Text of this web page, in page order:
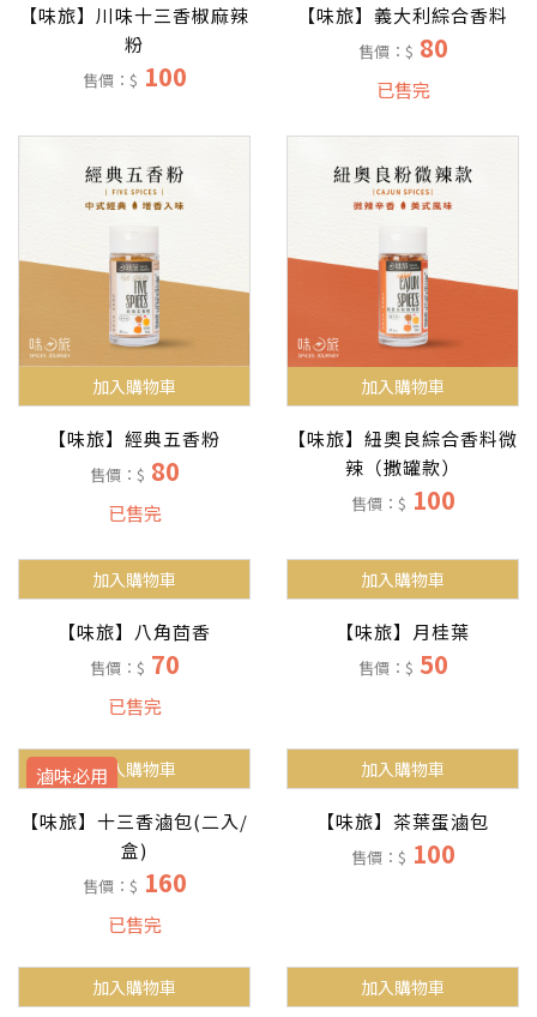
【味旅】川味十三香椒麻辣
粉
售價：$ 100
【味旅】義大利綜合香料
售價：$ 80
已售完
加入購物車
【味旅】經典五香粉
售價：$ 80
已售完
加入購物車
【味旅】紐奧良綜合香料微
辣（撒罐款）
售價：$ 100
加入購物車
【味旅】八角茴香
售價：$ 70
已售完
加入購物車
【味旅】月桂葉
售價：$ 50
滷味必用加入購物車
【味旅】十三香滷包(二入/
盒)
售價：$ 160
已售完
加入購物車
【味旅】茶葉蛋滷包
售價：$ 100
加入購物車 加入購物車